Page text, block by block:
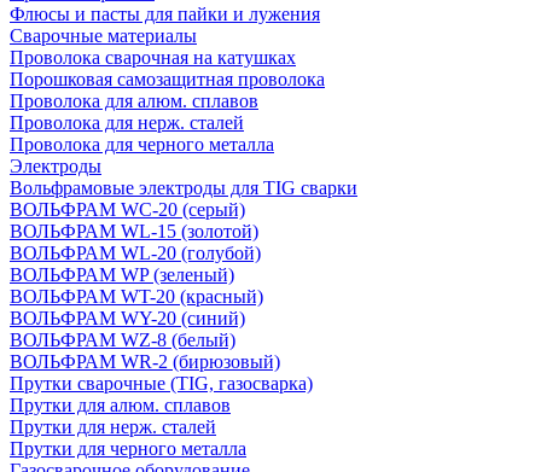
Флюсы и пасты для пайки и лужения
Сварочные материалы
Проволока сварочная на катушках
Порошковая самозащитная проволока
Проволока для алюм. сплавов
Проволока для нерж. сталей
Проволока для черного металла
Электроды
Вольфрамовые электроды для TIG сварки
ВОЛЬФРАМ WC-20 (серый)
ВОЛЬФРАМ WL-15 (золотой)
ВОЛЬФРАМ WL-20 (голубой)
ВОЛЬФРАМ WP (зеленый)
ВОЛЬФРАМ WT-20 (красный)
ВОЛЬФРАМ WY-20 (синий)
ВОЛЬФРАМ WZ-8 (белый)
ВОЛЬФРАМ WR-2 (бирюзовый)
Прутки сварочные (TIG, газосварка)
Прутки для алюм. сплавов
Прутки для нерж. сталей
Прутки для черного металла